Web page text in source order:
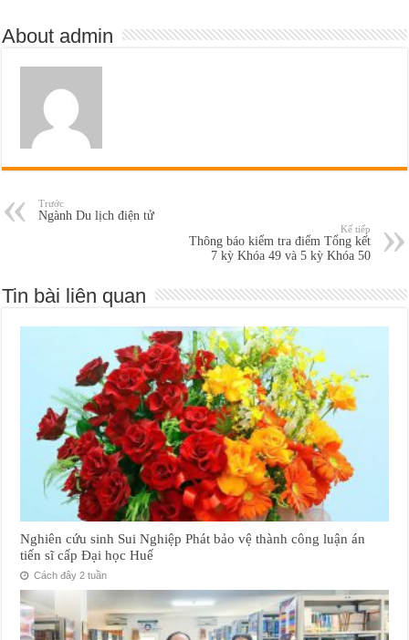
About admin
Trước
Ngành Du lịch điện tử
Kế tiếp
Thông báo kiểm tra điểm Tổng kết
7 kỳ Khóa 49 và 5 kỳ Khóa 50
Tin bài liên quan
Nghiên cứu sinh Sui Nghiệp Phát bảo vệ thành công luận án
tiến sĩ cấp Đại học Huế
Cách đây 2 tuần